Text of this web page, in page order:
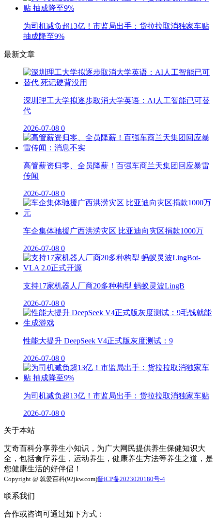
为司机减负超13亿！市监局出手：货拉拉取消独家车贴
抽成降至9%
最新文章
深圳理工大学拟逐步取消大学英语：AI人工智能已可替
代
2026-07-08 0
高管薪资归零、全员降薪！百强车商兰天集团回应暴雷
传闻
2026-07-08 0
车企集体驰援广西洪涝灾区 比亚迪向灾区捐款1000万
2026-07-08 0
支持17家机器人厂商20多种构型 蚂蚁灵波LingB
2026-07-08 0
性能大提升 DeepSeek V4正式版灰度测试：9
2026-07-08 0
为司机减负超13亿！市监局出手：货拉拉取消独家车贴
2026-07-08 0
关于本站
艾奇百科分享养生小知识，为广大网民提供养生保健知识大
全，包括食疗养生，运动养生，健康养生方法等养生之道，是
您健康生活的好伴侣！
Copyright @ 就爱百科(92jkw.com)晋ICP备2023020180号-4
联系我们
合作或咨询可通过如下方式：